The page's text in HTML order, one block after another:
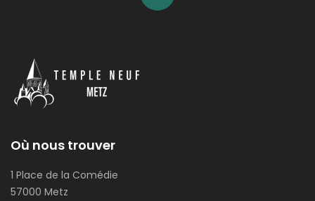
Où nous trouver
1 Place de la Comédie
57000 Metz